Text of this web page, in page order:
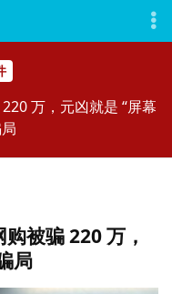
万，元凶就是 “屏幕
被骗 220 万，
局